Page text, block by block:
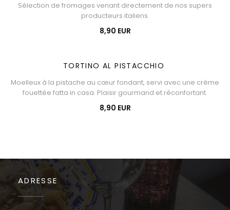
Sélection de fromages venant directement de nos supers
producteurs italiens.
8,90 EUR
TORTINO AL PISTACCHIO
Moelleux à la pistache au cœur fondant, servi avec une crème
fouettée fatta in casa. Plaisir gourmand et réconfortant.
8,90 EUR
ADRESSE